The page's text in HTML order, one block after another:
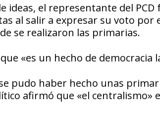
ideas, el representante del
al salir a expresar su voto
se realizaron las primarias.
«es un hecho de democracia
pudo haber hecho unas
afirmó que «el centralismo»